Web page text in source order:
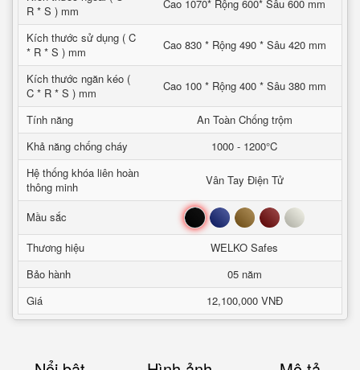
R * S ) mm
Cao 1070* Rộng 600* Sâu 600 mm
Kích thước sử dụng ( C
* R * S ) mm
Cao 830 * Rộng 490 * Sâu 420 mm
Kích thước ngăn kéo (
C * R * S ) mm
Cao 100 * Rộng 400 * Sâu 380 mm
Tính năng
An Toàn Chống trộm
Khả năng chống cháy
1000 - 1200°C
Hệ thống khóa liên hoàn
thông minh
Vân Tay Điện Tử
Mầu sắc Đen Xanh Nâu Đỏ Trắng
Thương hiệu
WELKO Safes
Bảo hành
05 năm
Giá
12,100,000 VNĐ